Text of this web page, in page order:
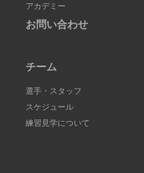
アカデミー
お問い合わせ
チーム
選手・スタッフ
スケジュール
練習見学について